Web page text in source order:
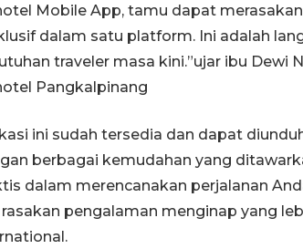
Mobile App, tamu dapat
dalam satu platform. Ini adalah
traveler masa kini.”ujar ibu Dewi
Pangkalpinang
ini sudah tersedia dan dapat
berbagai kemudahan yang
dalam merencanakan perjalanan
pengalaman menginap yang